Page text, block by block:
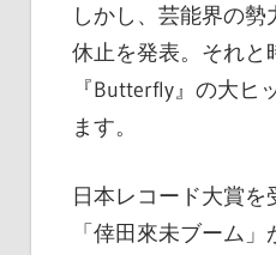
しかし、芸能界の
休止を発表。それと
『Butterfly』の大
ます。
日本レコード大賞
「倖田來未ブーム